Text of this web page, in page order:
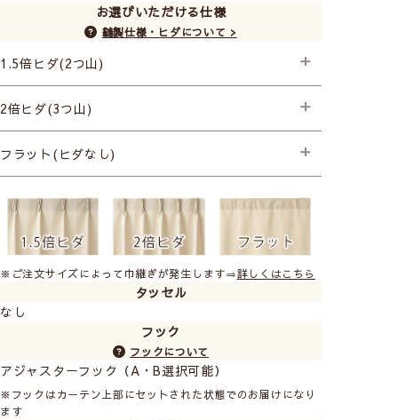
透け感あり／人の表情や人の動作がわかる
ほぼ透け感なし／わずかに人の気配を感じる
Class４
透け感はない／部屋に人が居るのがわからない
※レースカーテンに10cm近く接近すると、透け感のない
レースでもぼんやりとシルエットがわかる場合がありま
す。
お選びいただける仕様
縫製仕様・ヒダについて >
1.5倍ヒダ(2つ山)
├スタンダード縫製
├スタンダード縫製+形状記憶(両開き) +1,980円
2倍ヒダ(3つ山)
├プレミアム縫製+形状記憶
フラット(ヒダなし)
├スタンダード縫製
※ご注文サイズによって巾継ぎが発生します⇒詳しくはこちら
タッセル
なし
フック
フックについて
アジャスターフック（A・B選択可能）
※フックはカーテン上部にセットされた状態でのお届けになり
ます